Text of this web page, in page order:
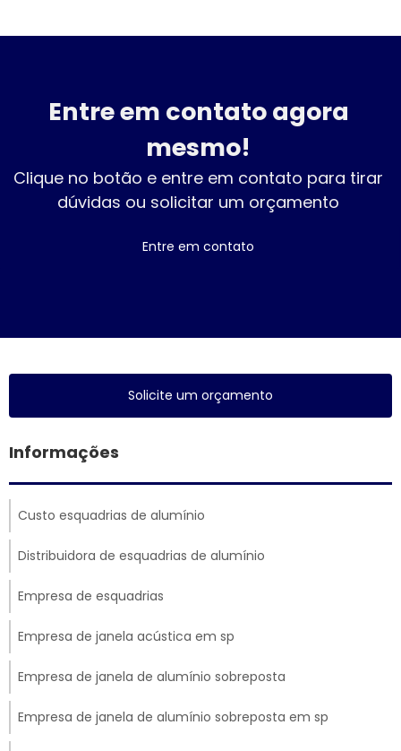
Entre em contato agora
mesmo!
Clique no botão e entre em contato para tirar
dúvidas ou solicitar um orçamento
Entre em contato
Solicite um orçamento
Informações
Custo esquadrias de alumínio
Distribuidora de esquadrias de alumínio
Empresa de esquadrias
Empresa de janela acústica em sp
Empresa de janela de alumínio sobreposta
Empresa de janela de alumínio sobreposta em sp